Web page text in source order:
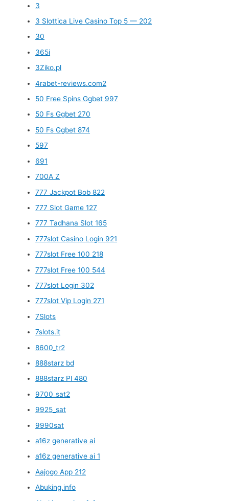
3
3 Slottica Live Casino Top 5 — 202
30
365i
3Ziko.pl
4rabet-reviews.com2
50 Free Spins Ggbet 997
50 Fs Ggbet 270
50 Fs Ggbet 874
597
691
700A Z
777 Jackpot Bob 822
777 Slot Game 127
777 Tadhana Slot 165
777slot Casino Login 921
777slot Free 100 218
777slot Free 100 544
777slot Login 302
777slot Vip Login 271
7Slots
7slots.it
8600_tr2
888starz bd
888starz Pl 480
9700_sat2
9925_sat
9990sat
a16z generative ai
a16z generative ai 1
Aajogo App 212
Abuking.info